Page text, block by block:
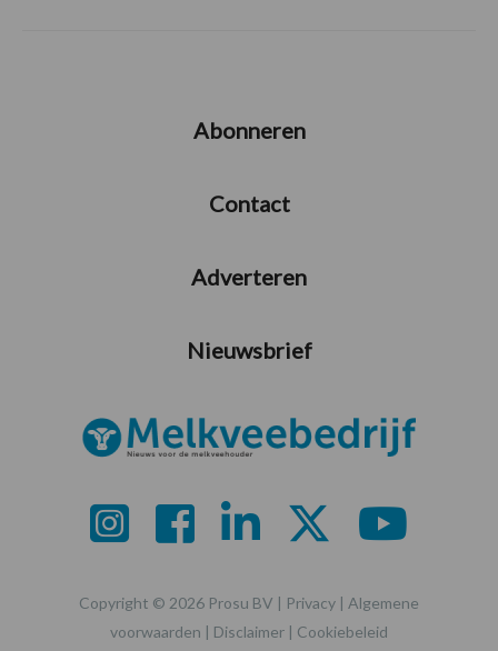
Abonneren
Contact
Adverteren
Nieuwsbrief
Copyright © 2026 Prosu BV | Privacy | Algemene
voorwaarden | Disclaimer | Cookiebeleid